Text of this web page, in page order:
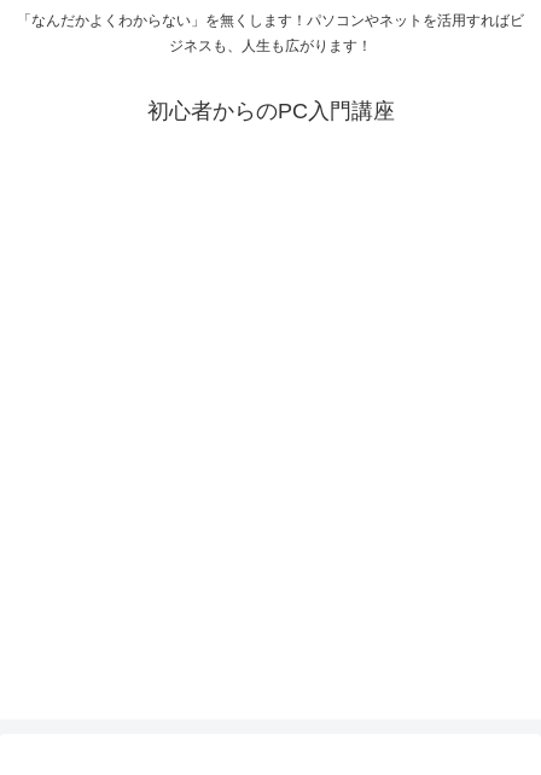
「なんだかよくわからない」を無くします！パソコンやネットを活用すればビ
ジネスも、人生も広がります！
初心者からのPC入門講座